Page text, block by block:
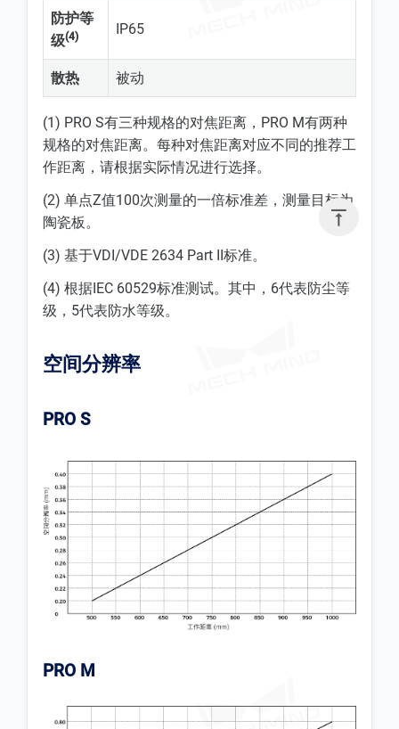

防护等
级(4) IP65
散热 被动
(1) PRO S有三种规格的对焦距离，PRO M有两种
规格的对焦距离。每种对焦距离对应不同的推荐工
作距离，请根据实际情况进行选择。
(2) 单点Z值100次测量的一倍标准差，测量目标为
陶瓷板。
(3) 基于VDI/VDE 2634 Part II标准。
(4) 根据IEC 60529标准测试。其中，6代表防尘等
级，5代表防水等级。
空间分辨率
PRO S
PRO M